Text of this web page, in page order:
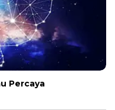
Percaya